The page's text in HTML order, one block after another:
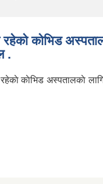
काेभिड
.
काेभिड अस्पतालकाे